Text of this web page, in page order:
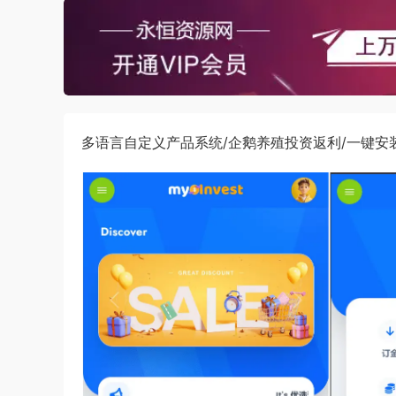
多语言自定义产品系统/企鹅养殖投资返利/一键安